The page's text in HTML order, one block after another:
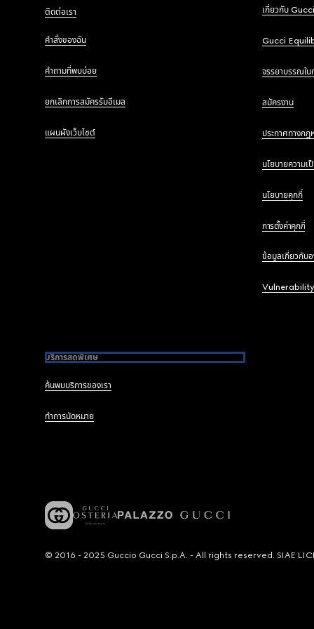
ติดต่อเรา
คำสั่งของฉัน
คำถามที่พบบ่อย
ยกเลิกการสมัครรับอีเมล
แผนผังเว็บไซต์
เกี่ยวกับ Gucci
Gucci
จรรยาบรรณใน
สมัครงาน
ประกาศทางกฎ
นโยบายความเ
นโยบายคุกกี้
การตั้งค่าคุกกี้
ข้อมูลเกี่ยวกับ
บริการสุดพิเศษ
ค้นพบบริการของเรา
ทำการนัดหมาย
© 2016 - 2025 Guccio Gucci S.p.A. - All rights reserved. SIAE